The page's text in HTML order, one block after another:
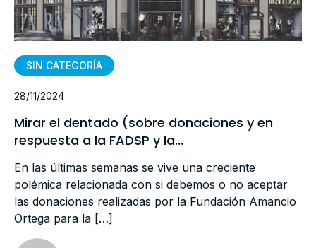
SIN CATEGORÍA
28/11/2024
Mirar el dentado (sobre donaciones y en
respuesta a la FADSP y la...
En las últimas semanas se vive una creciente
polémica relacionada con si debemos o no aceptar
las donaciones realizadas por la Fundación Amancio
Ortega para la […]